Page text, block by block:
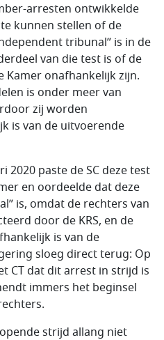
arresten ontwikkelde
kunnen stellen of de
tribunal” is in de
van die test is of de
Kamer onafhankelijk zijn.
is onder meer van
zij worden
is van de uitvoerende
2020 paste de SC deze test
en oordeelde dat deze
is, omdat de rechters van
door de KRS, en de
is van de
sloeg direct terug: Op
CT dat dit arrest in strijd is
immers het beginsel
strijd allang niet